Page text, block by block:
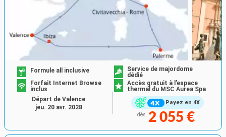
Payez en 4X
Formule all inclusive
Service de majordome
dédié
Forfait Internet Browse
inclus
Accès gratuit à l’espace
thermal du MSC Aurea Spa
dès 2 055 €
Départ de Valence
jeu. 20 avr. 2028